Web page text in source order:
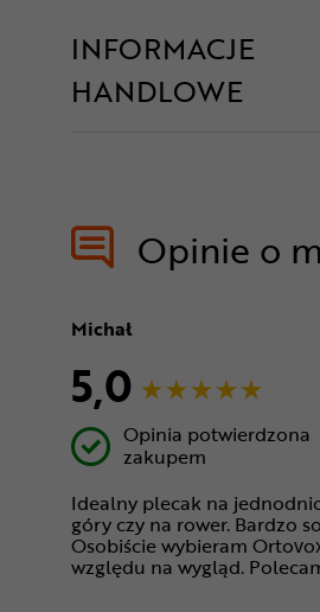
INFORMACJE
HANDLOWE
Opinie o
Michał
5,0
Opinia potwierdzona
zakupem
Idealny plecak na
góry czy na rower. Bardzo
Osobiście wybieram
względu na wygląd.